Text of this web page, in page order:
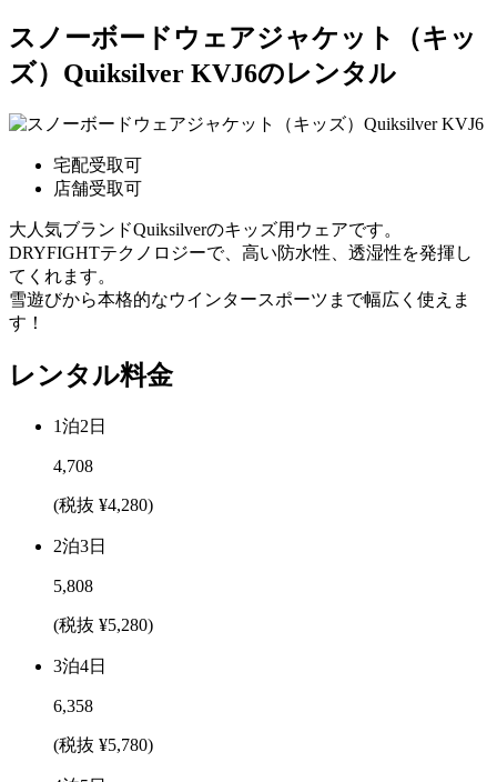
スノーボードウェアジャケット（キッ
ズ）Quiksilver KVJ6のレンタル
宅配受取可
店舗受取可
大人気ブランドQuiksilverのキッズ用ウェアです。
DRYFIGHTテクノロジーで、高い防水性、透湿性を発揮し
てくれます。
雪遊びから本格的なウインタースポーツまで幅広く使えま
す！
レンタル料金
1泊2日
4,708
(税抜 ¥4,280)
2泊3日
5,808
(税抜 ¥5,280)
3泊4日
6,358
(税抜 ¥5,780)